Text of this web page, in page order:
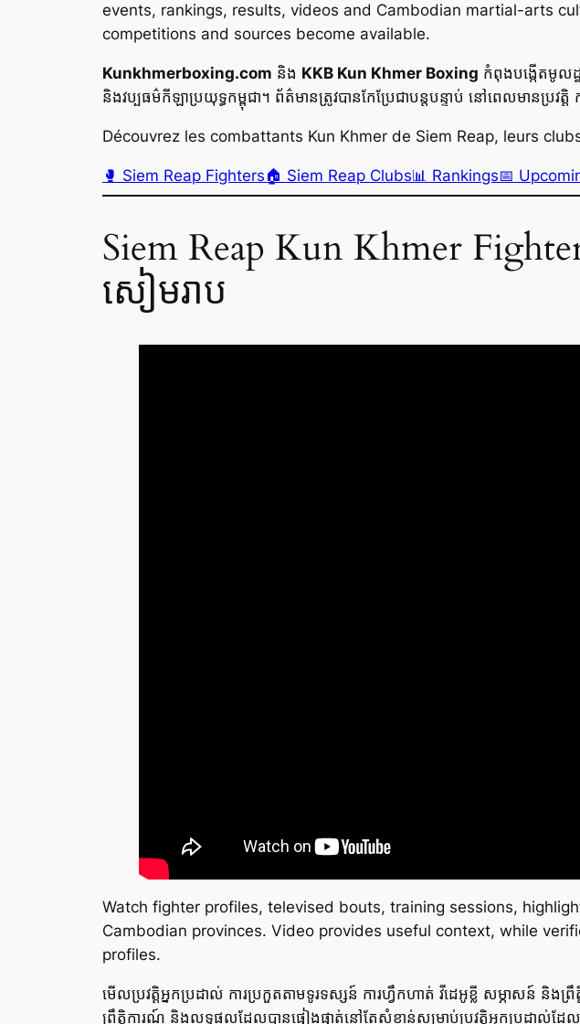
events, rankings, results, videos and Cambodian martial-arts
competitions and sources become available.
Kunkhmerboxing.com និង KKB Kun Khmer Boxing កំពុងបង្កើតមូលដ្
និងវប្បធម៌កីឡាប្រយុទ្ធកម្ពុជា។ ព័ត៌មានត្រូវបានកែប្រែជាបន្តបន្ទាប់ នៅពេលមានប្រវ
Découvrez les combattants Kun Khmer de Siem Reap, leurs
🥊 Siem Reap Fighters 🏠 Siem Reap Clubs📊 Rankings📅
Siem Reap Kun Khmer
សៀមរាប
Watch fighter profiles, televised bouts, training sessions,
Cambodian provinces. Video provides useful context, while
profiles.
មើលប្រវត្តិអ្នកប្រដាល់ ការប្រកួតតាមទូរទស្សន៍ ការហ្វឹកហាត់ វីដេអូខ្លី សម្ភាសន៍ និ
ព្រឹត្តិការណ៍ និងលទ្ធផលដែលបានផ្ទៀងផ្ទាត់នៅតែសំខាន់សម្រាប់ប្រវត្តិអ្នកប្រដាល់ដែ